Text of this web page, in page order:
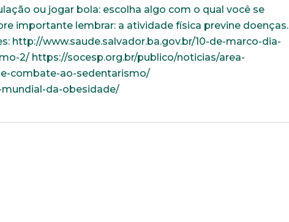
ou jogar bola: escolha algo com o qual você se
importante lembrar: a atividade física previne doenças.
http://www.saude.salvador.ba.gov.br/10-de-marco-dia-
2/ https://socesp.org.br/publico/noticias/area-
combate-ao-sedentarismo/
da-obesidade/
Trabalhe conosco